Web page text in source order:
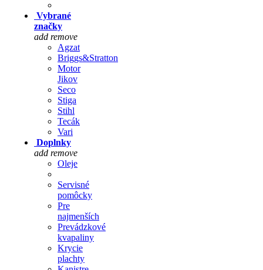
Vybrané
značky
add remove
Agzat
Briggs&Stratton
Motor
Jikov
Seco
Stiga
Stihl
Tecák
Vari
Doplnky
add remove
Oleje
Servisné
pomôcky
Pre
najmenších
Prevádzkové
kvapaliny
Krycie
plachty